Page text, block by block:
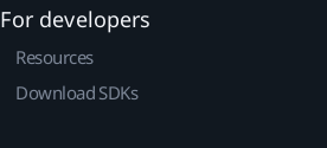
For developers
Resources
Download SDKs